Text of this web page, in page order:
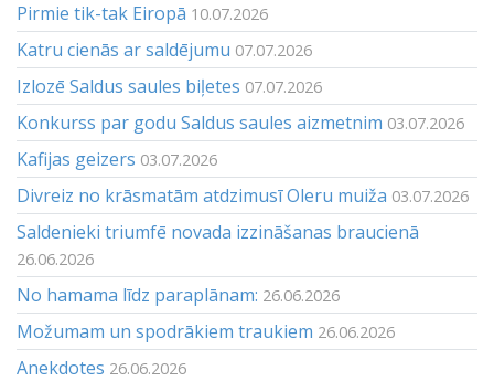
Pirmie tik-tak Eiropā 10.07.2026
Katru cienās ar saldējumu 07.07.2026
Izlozē Saldus saules biļetes 07.07.2026
Konkurss par godu Saldus saules aizmetnim 03.07.2026
Kafijas geizers 03.07.2026
Divreiz no krāsmatām atdzimusī Oleru muiža 03.07.2026
Saldenieki triumfē novada izzināšanas braucienā
26.06.2026
No hamama līdz paraplānam: 26.06.2026
Možumam un spodrākiem traukiem 26.06.2026
Anekdotes 26.06.2026